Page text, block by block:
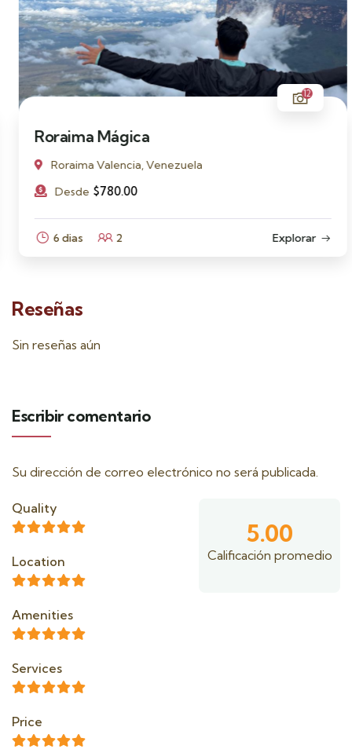
12
Roraima Mágica
Roraima Valencia, Venezuela
Desde $ 780.00
6 dias 2 Explorar
Reseñas
Sin reseñas aún
Escribir comentario
Su dirección de correo electrónico no será publicada.
Quality
Location
Amenities
Services
Price
5.00
Calificación promedio